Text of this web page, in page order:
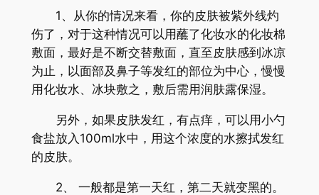
1、从你的情况来看，你的皮肤被紫外线灼
伤了，对于这种情况可以用蘸了化妆水的化妆棉
敷面，最好是不断交替敷面，直至皮肤感到冰凉
为止，以面部及鼻子等发红的部位为中心，慢慢
用化妆水、冰块敷之，敷后需用润肤露保湿。
另外，如果皮肤发红，有点痒，可以用小勺
食盐放入100ml水中，用这个浓度的水擦拭发红
的皮肤。
2、 一般都是第一天红，第二天就变黑的。